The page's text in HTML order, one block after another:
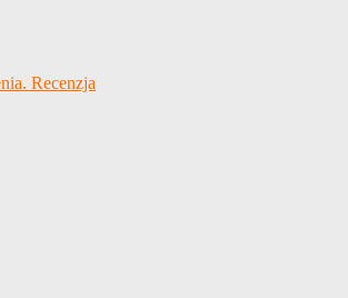
Recenzja